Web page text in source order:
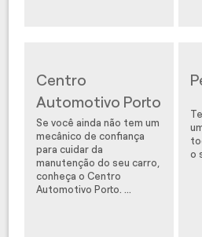
Centro
Automotivo Porto
Se você ainda não tem um
mecânico de confiança
para cuidar da
manutenção do seu carro,
conheça o Centro
Automotivo Porto. ...
o